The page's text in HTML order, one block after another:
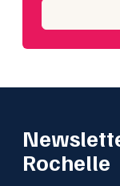
Rochelle